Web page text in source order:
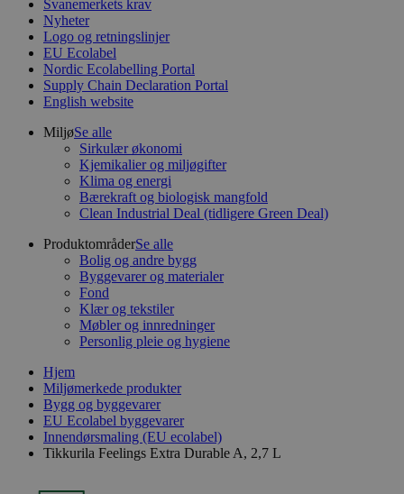
Svanemerkets krav
Nyheter
Logo og retningslinjer
EU Ecolabel
Nordic Ecolabelling Portal
Supply Chain Declaration Portal
English website
MiljøSe alle
Sirkulær økonomi
Kjemikalier og miljøgifter
Klima og energi
Bærekraft og biologisk mangfold
Clean Industrial Deal (tidligere Green Deal)
ProduktområderSe alle
Bolig og andre bygg
Byggevarer og materialer
Fond
Klær og tekstiler
Møbler og innredninger
Personlig pleie og hygiene
Hjem
Miljømerkede produkter
Bygg og byggevarer
EU Ecolabel byggevarer
Innendørsmaling (EU ecolabel)
Tikkurila Feelings Extra Durable A, 2,7 L